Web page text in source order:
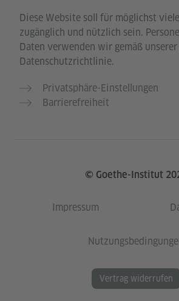
Diese Website soll für möglichst
zugänglich und nützlich sein.
Daten verwenden wir gemäß unserer
Datenschutzrichtlinie.
Privatsphäre-Einstellungen
Barrierefreiheit
© Goethe-Institut
Impressum
Vertrag widerrufen